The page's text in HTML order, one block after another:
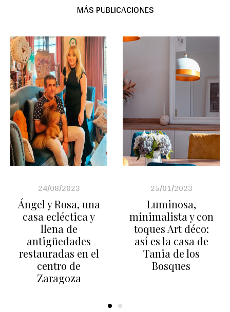
MÁS PUBLICACIONES
24/08/2023
Ángel y Rosa, una
casa ecléctica y
llena de
antigüedades
restauradas en el
centro de
Zaragoza
25/01/2023
Luminosa,
minimalista y con
toques Art déco:
así es la casa de
Tania de los
Bosques